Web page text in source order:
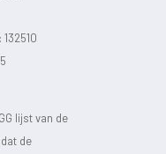
132510
lijst van de
dat de